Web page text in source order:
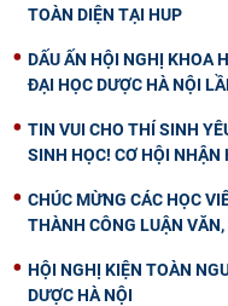
TOÀN DIỆN TẠI HUP
DẤU ẤN HỘI NGHỊ KHOA
ĐẠI HỌC DƯỢC HÀ NỘI
TIN VUI CHO THÍ SINH
SINH HỌC! CƠ HỘI NHẬN
CHÚC MỪNG CÁC HỌC
THÀNH CÔNG LUẬN
HỘI NGHỊ KIỆN TOÀN
DƯỢC HÀ NỘI